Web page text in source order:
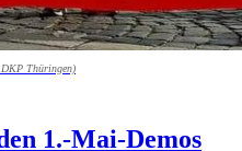
Thüringen)
1.-Mai-Demos